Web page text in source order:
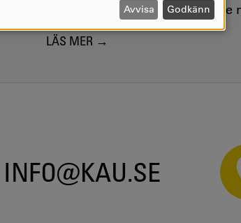
frågor, i nära samarbete
LÄS MER
INFO@KAU.SE
Avvisa Godkänn